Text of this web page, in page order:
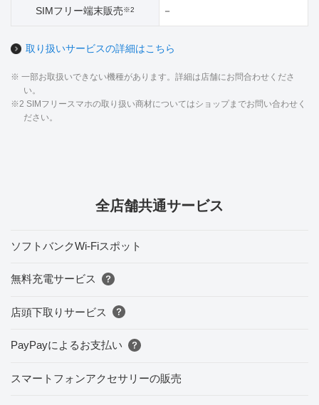
SIMフリー端末販売※2 －
取り扱いサービスの詳細はこちら
※ 一部お取扱いできない機種があります。詳細は店舗にお問合わせくださ
い。
※2 SIMフリースマホの取り扱い商材についてはショップまでお問い合わせく
ださい。
全店舗共通サービス
ソフトバンクWi-Fiスポット
無料充電サービス
店頭下取りサービス
PayPayによるお支払い
スマートフォンアクセサリーの販売